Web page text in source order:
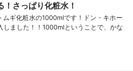
さっぱり化粧水！
ムギ化粧水の1000mlです！ドン・キホー
しました！！1000mlということで、かな